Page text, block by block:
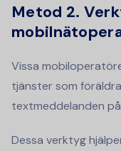
Metod 2.
Vissa
tjänster som
textmeddelanden
Dessa verktyg